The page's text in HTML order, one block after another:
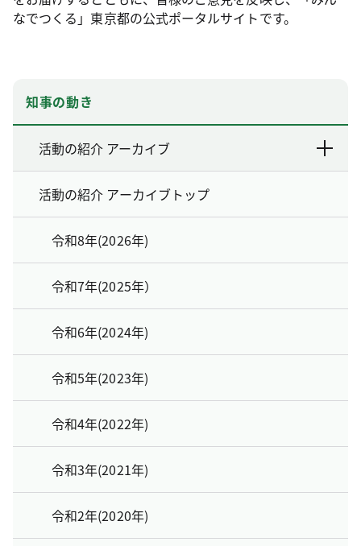
なでつくる」東京都の公式ポータルサイトです。
知事の動き
活動の紹介 アーカイブ
活動の紹介 アーカイブトップ
令和8年(2026年)
令和7年(2025年）
令和6年(2024年)
令和5年(2023年)
令和4年(2022年)
令和3年(2021年)
令和2年(2020年)